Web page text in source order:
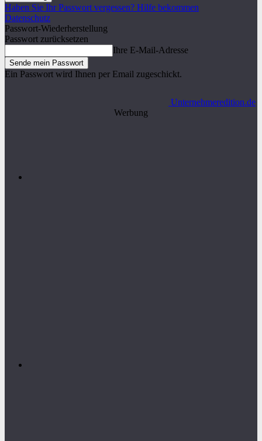
Haben Sie Ihr Passwort vergessen? Hilfe bekommen
Datenschutz
Passwort-Wiederherstellung
Passwort zurücksetzen
Ihre E-Mail-Adresse
Ein Passwort wird Ihnen per Email zugeschickt.
Unternehmeredition.de
Werbung